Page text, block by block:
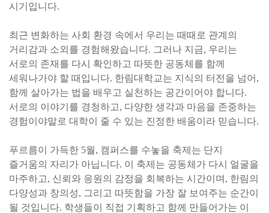
시기입니다.
최근 변화하는 사회 환경 속에서 우리는 때때로 관계의
거리감과 소외를 경험해왔습니다. 그러나 지금, 우리는
서로의 존재를 다시 확인하고 따뜻한 공동체를 함께
세워나가야 할 때입니다. 한림대학교는 지식의 터전을 넘어 ,
함께 살아가는 법을 배우고 실천하는 공간이어야 합니다.
서로의 이야기를 경청하고, 다양한 생각과 마음을 존중하는
경험이야말로 대학이 줄 수 있는 진정한 배움이라 믿습니다.
푸르름이 가득한 5월, 캠퍼스를 수놓을 축제는 단지
즐거움의 자리가 아닙니다. 이 축제는 공동체가 다시 얼굴을
마주하고, 신뢰와 응원의 감정을 회복하는 시간이며 , 한림의
다양성과 창의성, 그리고 따뜻함을 가장 잘 보여주는 순간이
될 것입니다. 학생들이 직접 기획하고 함께 만들어가는 이